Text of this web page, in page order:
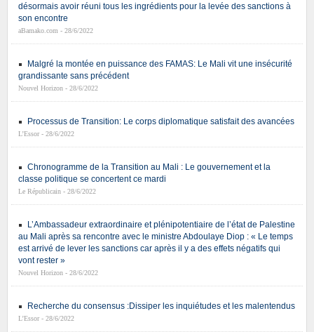
désormais avoir réuni tous les ingrédients pour la levée des sanctions à
son encontre
aBamako.com - 28/6/2022
Malgré la montée en puissance des FAMAS: Le Mali vit une insécurité
grandissante sans précédent
Nouvel Horizon - 28/6/2022
Processus de Transition: Le corps diplomatique satisfait des avancées
L’Essor - 28/6/2022
Chronogramme de la Transition au Mali : Le gouvernement et la
classe politique se concertent ce mardi
Le Républicain - 28/6/2022
L’Ambassadeur extraordinaire et plénipotentiaire de l’état de Palestine
au Mali après sa rencontre avec le ministre Abdoulaye Diop : « Le temps
est arrivé de lever les sanctions car après il y a des effets négatifs qui
vont rester »
Nouvel Horizon - 28/6/2022
Recherche du consensus :Dissiper les inquiétudes et les malentendus
L’Essor - 28/6/2022